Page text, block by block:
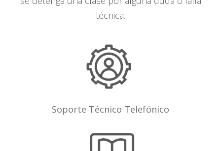
técnica.
Soporte Técnico Telefónico